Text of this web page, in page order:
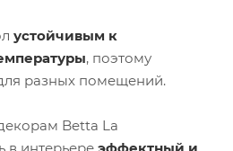
устойчивым к
, поэтому
разных помещений.
Betta La